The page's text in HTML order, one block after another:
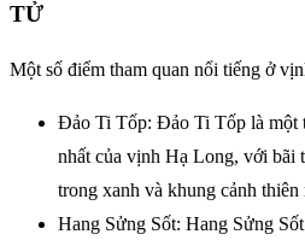
TỬ
Một số điểm tham quan nổi tiếng ở
Đảo Ti Tốp: Đảo Ti Tốp là một
nhất của vịnh Hạ Long, với bãi
trong xanh và khung cảnh thiên
Hang Sửng Sốt: Hang Sửng